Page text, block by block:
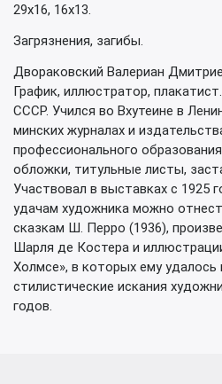
29х16, 16х13.
Загрязнения, загибы.
Двораковский Валериан
График, иллюстратор,
СССР. Учился во Вхутеине в
минских журналах и
профессионального
обложки, титульные листы,
Участвовал в выставках с 1925
удачам художника можно
сказкам Ш. Перро (1936),
Шарля де Костера и
Холмсе», в которых ему
стилистические искания
годов.